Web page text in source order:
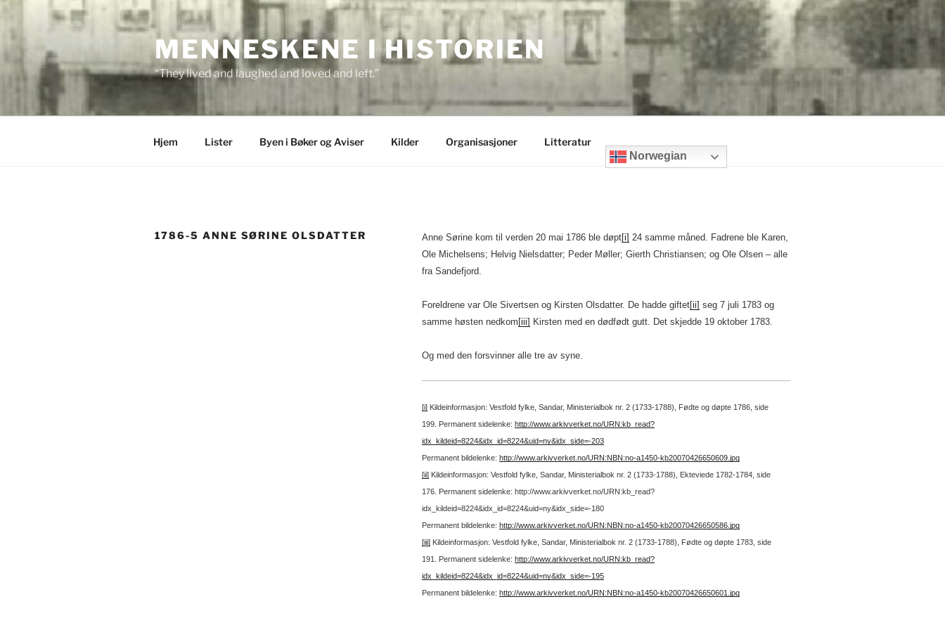
content
MENNESKENE I HISTORIEN
“They lived and laughed and loved and left.”
Hjem Lister Byen i Bøker og Aviser Kilder Organisasjoner
Litteratur
Norwegian
1786-5 ANNE SØRINE OLSDATTER Anne Sørine kom til verden 20 mai 1786 ble døpt[i] 24 samme måned. Fadrene ble Karen,
Ole Michelsens; Helvig Nielsdatter; Peder Møller; Gierth Christiansen; og Ole Olsen – alle
fra Sandefjord.
Foreldrene var Ole Sivertsen og Kirsten Olsdatter. De hadde giftet[ii] seg 7 juli 1783 og
samme høsten nedkom [iii] Kirsten med en dødfødt gutt. Det skjedde 19 oktober 1783.
Og med den forsvinner alle tre av syne.
[i]Kildeinformasjon: Vestfold fylke, Sandar, Ministerialbok nr. 2 (1733-1788), Fødte og døpte 1786, side
199. Permanent sidelenke: http://www.arkivverket.no/URN:kb_read?
idx_kildeid=8224&idx_id=8224&uid=ny&idx_side=-203
Permanent bildelenke: http://www.arkivverket.no/URN:NBN:no-a1450-kb20070426650609.jpg
[ii]Kildeinformasjon: Vestfold fylke, Sandar, Ministerialbok nr. 2 (1733-1788), Ekteviede 1782-1784, side
176. Permanent sidelenke: http://www.arkivverket.no/URN:kb_read?
idx_kildeid=8224&idx_id=8224&uid=ny&idx_side=-180
Permanent bildelenke: http://www.arkivverket.no/URN:NBN:no-a1450-kb20070426650586.jpg
[iii]Kildeinformasjon: Vestfold fylke, Sandar, Ministerialbok nr. 2 (1733-1788), Fødte og døpte 1783, side
191.
Permanent sidelenke: http://www.arkivverket.no/URN:kb_read?
idx_kildeid=8224&idx_id=8224&uid=ny&idx_side=-195
Permanent bildelenke: http://www.arkivverket.no/URN:NBN:no-a1450-kb20070426650601.jpg